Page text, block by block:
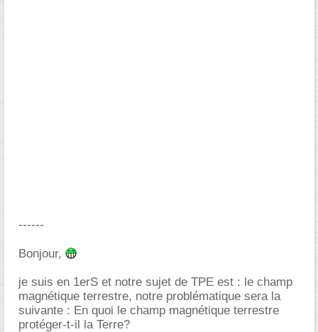
------
Bonjour,
je suis en 1erS et notre sujet de TPE est : le champ
magnétique terrestre, notre problématique sera la
suivante : En quoi le champ magnétique terrestre
protéger-t-il la Terre?